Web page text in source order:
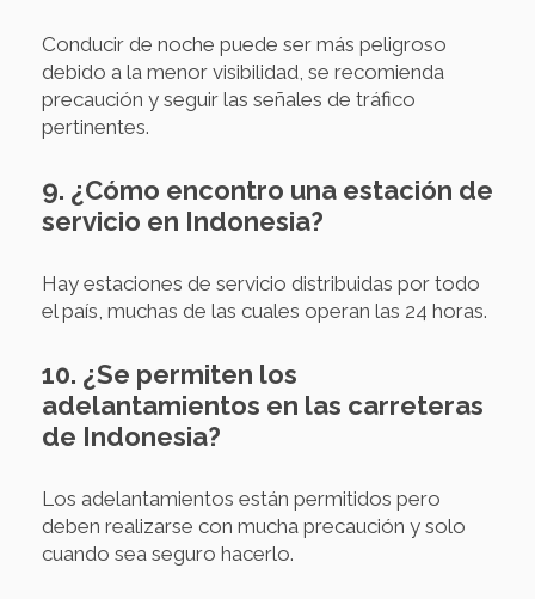
Conducir de noche puede ser más peligroso
debido a la menor visibilidad, se recomienda
precaución y seguir las señales de tráfico
pertinentes.
9. ¿Cómo encontro una estación de
servicio en Indonesia?
Hay estaciones de servicio distribuidas por todo
el país, muchas de las cuales operan las 24 horas.
10. ¿Se permiten los
adelantamientos en las carreteras
de Indonesia?
Los adelantamientos están permitidos pero
deben realizarse con mucha precaución y solo
cuando sea seguro hacerlo.